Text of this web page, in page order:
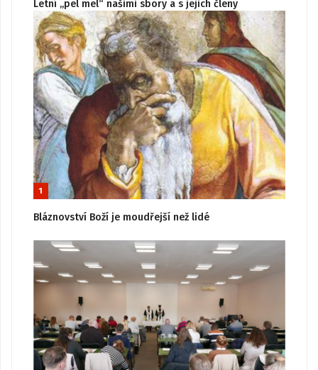
Letní „pel mel“ našimi sbory a s jejich členy
1
Bláznovství Boží je moudřejší než lidé